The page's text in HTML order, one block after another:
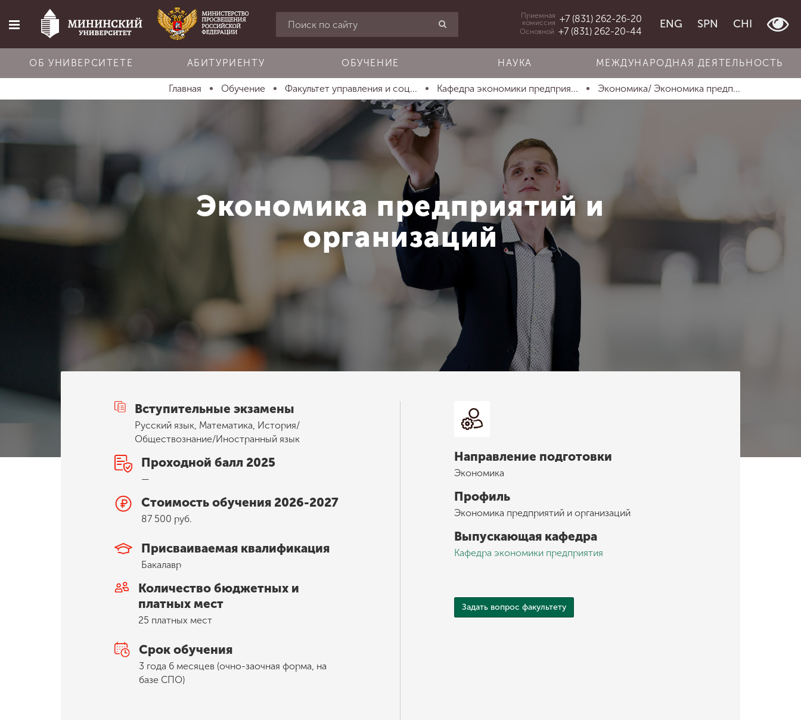
Главная
Обучение
Международная
жизнь
организации
Приемная
комиссия +7 (831) 262-26-20
Основной +7 (831) 262-20-44
ENG SPN CHI
ОБ УНИВЕРСИТЕТЕ АБИТУРИЕНТУ ОБУЧЕНИЕ НАУКА МЕЖДУНАРОДНАЯ ДЕЯТЕЛЬНОСТЬ
Главная Обучение Факультет управления и соц... Кафедра экономики предприя... Экономика/ Экономика предп...
Экономика предприятий и
организаций
Вступительные экзамены
Русский язык, Математика, История/
Обществознание/Иностранный язык
Проходной балл 2025
—
Стоимость обучения 2026-2027
87 500 руб.
Присваиваемая квалификация
Бакалавр
Количество бюджетных и
платных мест
25 платных мест
Срок обучения
3 года 6 месяцев (очно-заочная форма, на
базе СПО)
Направление подготовки
Экономика
Профиль
Экономика предприятий и организаций
Выпускающая кафедра
Кафедра экономики предприятия
Задать вопрос факультету